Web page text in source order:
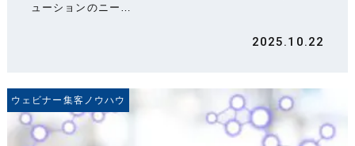
ューションのニー…
2025.10.22
ウェビナー集客ノウハウ